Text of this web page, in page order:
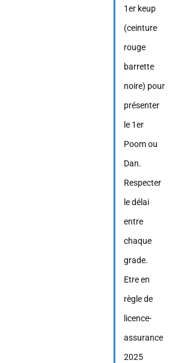
1er keup
(ceinture
rouge
barrette
noire) pour
présenter
le 1er
Poom ou
Dan.
Respecter
le délai
entre
chaque
grade.
Etre en
règle de
licence-
assurance
2025